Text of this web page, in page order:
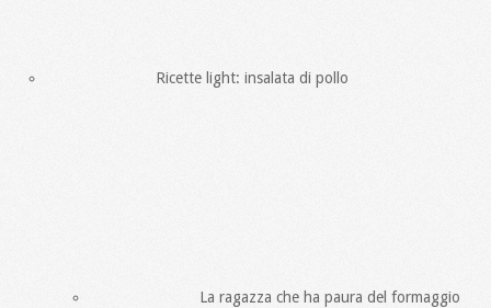
Ricette light: insalata di pollo
La ragazza che ha paura del formaggio